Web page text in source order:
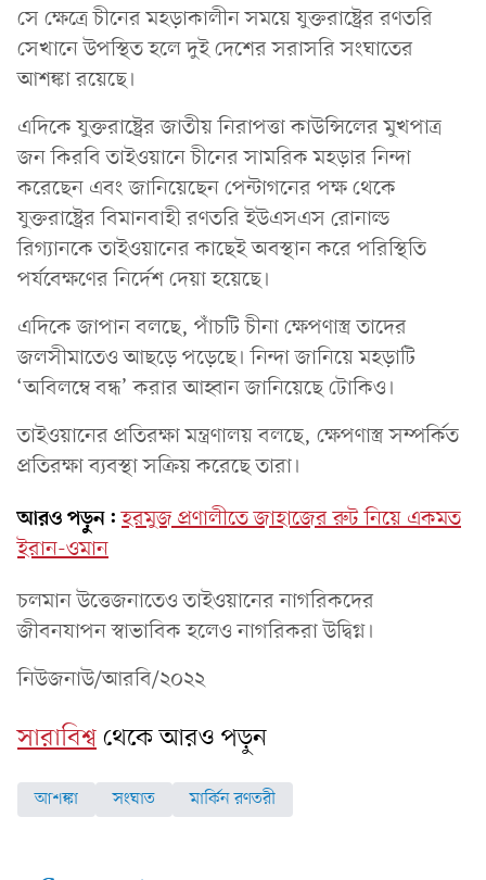
সে ক্ষেত্রে চীনের মহড়াকালীন সময়ে যুক্তরাষ্ট্রের রণতরি
সেখানে উপস্থিত হলে দুই দেশের সরাসরি সংঘাতের
আশঙ্কা রয়েছে।
এদিকে যুক্তরাষ্ট্রের জাতীয় নিরাপত্তা কাউন্সিলের মুখপাত্র
জন কিরবি তাইওয়ানে চীনের সামরিক মহড়ার নিন্দা
করেছেন এবং জানিয়েছেন পেন্টাগনের পক্ষ থেকে
যুক্তরাষ্ট্রের বিমানবাহী রণতরি ইউএসএস রোনাল্ড
রিগ্যানকে তাইওয়ানের কাছেই অবস্থান করে পরিস্থিতি
পর্যবেক্ষণের নির্দেশ দেয়া হয়েছে।
এদিকে জাপান বলছে, পাঁচটি চীনা ক্ষেপণাস্ত্র তাদের
জলসীমাতেও আছড়ে পড়েছে। নিন্দা জানিয়ে মহড়াটি
‘অবিলম্বে বন্ধ’ করার আহ্বান জানিয়েছে টোকিও।
তাইওয়ানের প্রতিরক্ষা মন্ত্রণালয় বলছে, ক্ষেপণাস্ত্র সম্পর্কিত
প্রতিরক্ষা ব্যবস্থা সক্রিয় করেছে তারা।
আরও পড়ুন: হরমুজ প্রণালীতে জাহাজের রুট নিয়ে একমত
ইরান-ওমান
চলমান উত্তেজনাতেও তাইওয়ানের নাগরিকদের
জীবনযাপন স্বাভাবিক হলেও নাগরিকরা উদ্বিগ্ন।
নিউজনাউ/আরবি/২০২২
সারাবিশ্বথেকে আরও পড়ুন
আশঙ্কা সংঘাত মার্কিন রণতরী